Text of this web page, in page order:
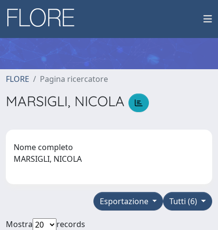
FLORE Pagina ricercatore
MARSIGLI, NICOLA
Nome completo
MARSIGLI, NICOLA
Tutti (6)
Esportazione
Mostra
records